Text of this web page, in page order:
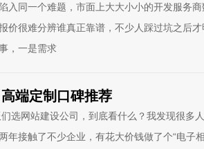
入同一个难题，市面上大大小小的开发服务
价很难分辨谁真正靠谱，不少人踩过坑之后
，一是需求
端定制口碑推荐
选网站建设公司，到底看什么？我发现很多
年接触了不少企业，有花大价钱做了个“电子